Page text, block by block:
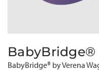
BabyBridge®
BabyBridge® by Verena